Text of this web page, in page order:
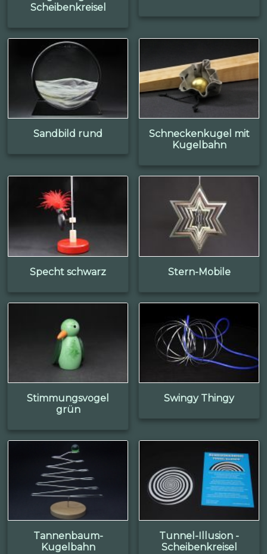
Scheibenkreisel
Sandbild rund
Schneckenkugel mit
Kugelbahn
Specht schwarz Stern-Mobile
Stimmungsvogel
grün
Swingy Thingy
Tannenbaum-
Kugelbahn
Tunnel-Illusion -
Scheibenkreisel